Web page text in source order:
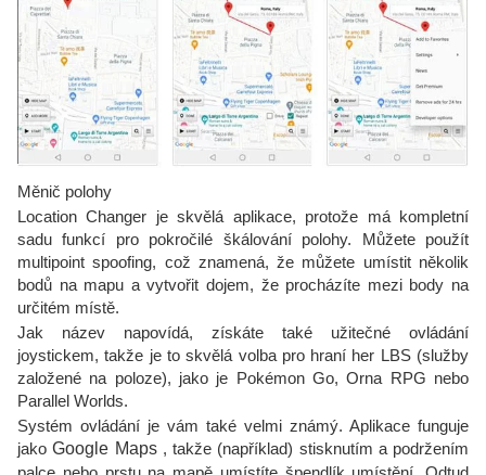
Měnič polohy
Location Changer je skvělá aplikace, protože má kompletní
sadu funkcí pro pokročilé škálování polohy. Můžete použít
multipoint spoofing, což znamená, že můžete umístit několik
bodů na mapu a vytvořit dojem, že procházíte mezi body na
určitém místě.
Jak název napovídá, získáte také užitečné ovládání
joystickem, takže je to skvělá volba pro hraní her LBS (služby
založené na poloze), jako je Pokémon Go, Orna RPG nebo
Parallel Worlds.
Systém ovládání je vám také velmi známý. Aplikace funguje
jakoGoogle Maps, takže (například) stisknutím a podržením